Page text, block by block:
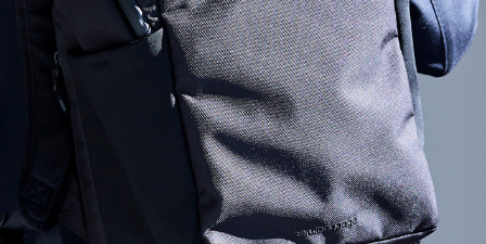
お問い合わせ
ショッピングカート
特定商取引法に基づく表記